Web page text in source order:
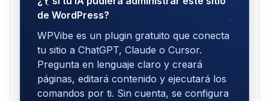
de WordPress?
WPVibe es un plugin gratuito que conecta
tu sitio a ChatGPT, Claude o Cursor.
Pregunta en lenguaje claro y creará
páginas, editará contenido y ejecutará los
comandos por ti. Sin cuenta, se configura